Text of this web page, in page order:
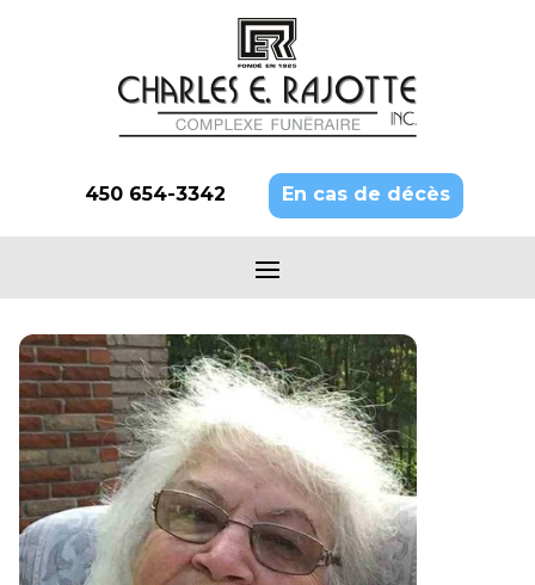
450 654-3342 En cas de décès